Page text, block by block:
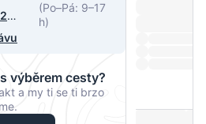
(Po–Pá: 9–17
h)
výběrem cesty?
a my ti se ti brzo